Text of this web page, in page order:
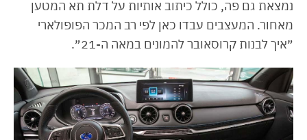
נמצאת גם פה, כולל כיתוב אותיות על דלת תא המטען
מאחור. המעצבים עבדו כאן לפי רב המכר הפופולארי
״איך לבנות קרוסאובר להמונים במאה ה-21״.